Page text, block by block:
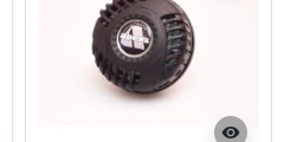
visibility